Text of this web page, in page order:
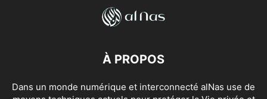
À PROPOS
Dans un monde numérique et interconnecté alNas use de